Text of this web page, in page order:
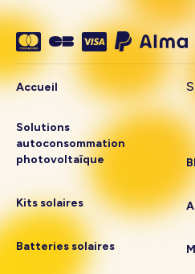
Accueil
Solutions
autoconsommation
photovoltaïque
Kits solaires
Batteries solaires